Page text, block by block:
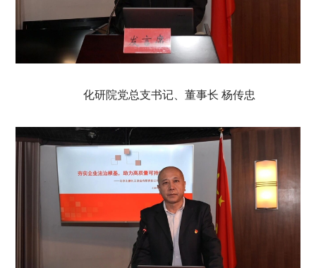
化研院党总支书记、董事长 杨传忠